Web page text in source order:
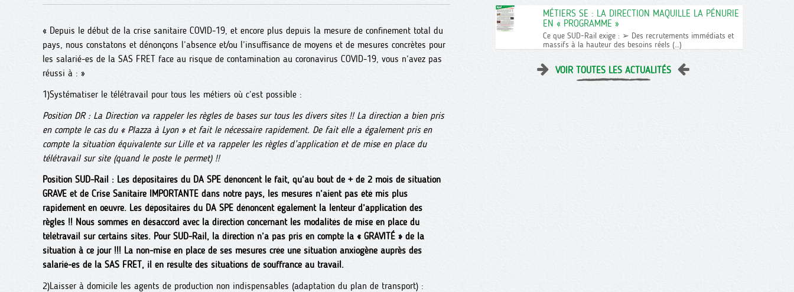
« Depuis le début de la crise sanitaire COVID-19, et encore plus depuis la mesure de confinement total du
pays, nous constatons et dénonçons l’absence et/ou l’insuffisance de moyens et de mesures concrètes pour
les salarié-es de la SAS FRET face au risque de contamination au coronavirus COVID-19, vous n’avez pas
réussi à : »
1)Systématiser le télétravail pour tous les métiers où c’est possible :
Position DR : La Direction va rappeler les règles de bases sur tous les divers sites !! La direction a bien pris
en compte le cas du « Plazza à Lyon » et fait le nécessaire rapidement. De fait elle a également pris en
compte la situation équivalente sur Lille et va rappeler les règles d’application et de mise en place du
télétravail sur site (quand le poste le permet) !!
Position SUD-Rail : Les dépositaires du DA SPE dénoncent le fait, qu’au bout de + de 2 mois de situation
GRAVE et de Crise Sanitaire IMPORTANTE dans notre pays, les mesures n’aient pas été mis plus
rapidement en oeuvre. Les dépositaires du DA SPE dénoncent également la lenteur d’application des
règles !! Nous sommes en désaccord avec la direction concernant les modalités de mise en place du
télétravail sur certains sites. Pour SUD-Rail, la direction n’a pas pris en compte la « GRAVITÉ » de la
situation à ce jour !!! La non-mise en place de ses mesures crée une situation anxiogène auprès des
salarié-es de la SAS FRET, il en résulte des situations de souffrance au travail.
2)Laisser à domicile les agents de production non indispensables (adaptation du plan de transport) :
MÉTIERS SE : LA DIRECTION MAQUILLE LA PÉNURIE
EN « PROGRAMME »
Ce que SUD-Rail exige : ➢ Des recrutements immédiats et
massifs à la hauteur des besoins réels (…)
VOIR TOUTES LES ACTUALITÉS